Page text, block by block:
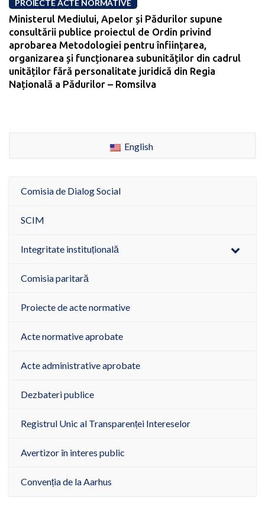
PROIECTE ACTE NORMATIVE
Ministerul Mediului, Apelor și Pădurilor supune
consultării publice proiectul de Ordin privind
aprobarea Metodologiei pentru înființarea,
organizarea și funcționarea subunităților din cadrul
unităților fără personalitate juridică din Regia
Națională a Pădurilor – Romsilva
English
Comisia de Dialog Social
SCIM
Integritate instituțională
Comisia paritară
Proiecte de acte normative
Acte normative aprobate
Acte administrative aprobate
Dezbateri publice
Registrul Unic al Transparenței Intereselor
Avertizor în interes public
Convenția de la Aarhus